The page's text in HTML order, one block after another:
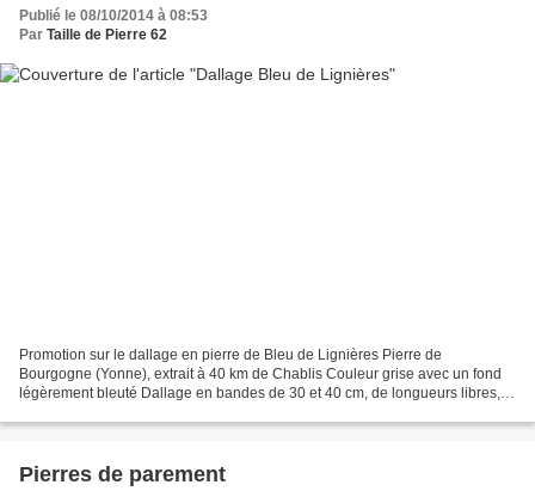
Publié le 08/10/2014 à 08:53
Par Taille de Pierre 62
Promotion sur le dallage en pierre de Bleu de Lignières Pierre de
Bourgogne (Yonne), extrait à 40 km de Chablis Couleur grise avec un fond
légèrement bleuté Dallage en bandes de 30 et 40 cm, de longueurs libres,
Pierres de parement